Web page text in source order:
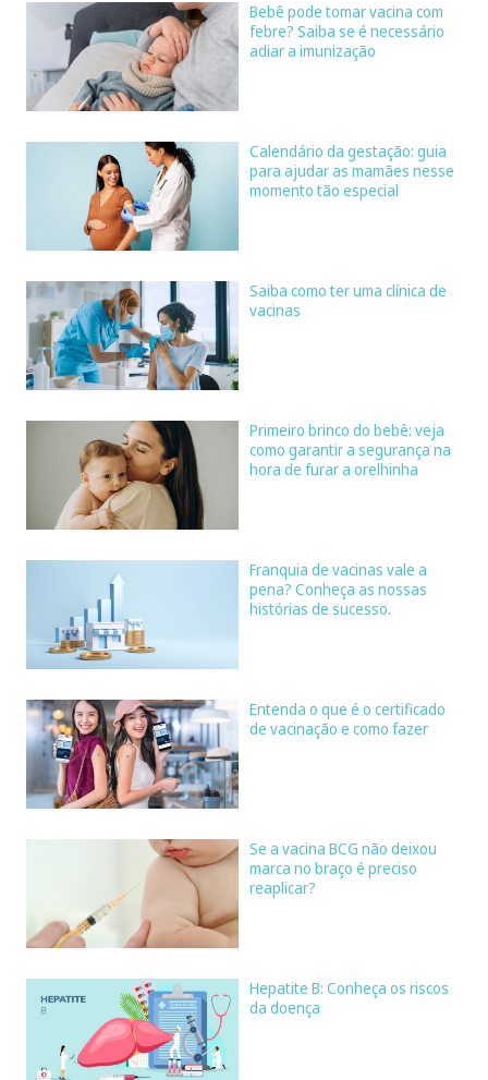
Bebê pode tomar vacina com
febre? Saiba se é necessário
adiar a imunização
Calendário da gestação: guia
para ajudar as mamães nesse
momento tão especial
Saiba como ter uma clínica de
vacinas
Primeiro brinco do bebê: veja
como garantir a segurança na
hora de furar a orelhinha
Franquia de vacinas vale a
pena? Conheça as nossas
histórias de sucesso.
Entenda o que é o certificado
de vacinação e como fazer
Se a vacina BCG não deixou
marca no braço é preciso
reaplicar?
Hepatite B: Conheça os riscos
da doença